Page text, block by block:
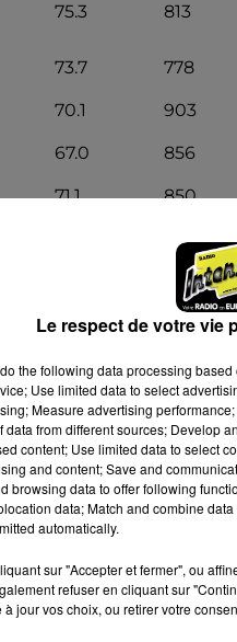
75.3 813
73.7 778
70.1 903
67.0 856
71.1 850
851
Le respect de votre vie
do the following data processing
Use limited data to select
Measure advertising
data from different sources; Develop
content; Use limited data to select
and content; Save and
browsing data to offer following
data; Match and combine
automatically.
sur "Accepter et fermer", ou
refuser en cliquant sur
à jour vos choix, ou retirer votre